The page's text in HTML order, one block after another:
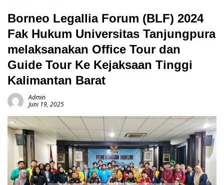
Borneo Legallia Forum (BLF) 2024
Fak Hukum Universitas Tanjungpura
melaksanakan Office Tour dan
Guide Tour Ke Kejaksaan Tinggi
Kalimantan Barat
Admin
Juni 19, 2025